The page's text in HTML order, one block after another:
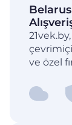
ve özel